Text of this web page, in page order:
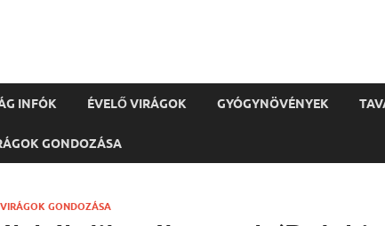
INFÓK ÉVELŐ VIRÁGOK GYÓGYNÖVÉNYEK
GONDOZÁSA
VIRÁGOK GONDOZÁSA